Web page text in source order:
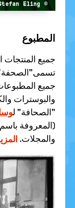
© Stefan Eling
المطبوع
جميع
جميع
والبوسترات
"الصحافة" ل
(المعروفة
والمجلات.